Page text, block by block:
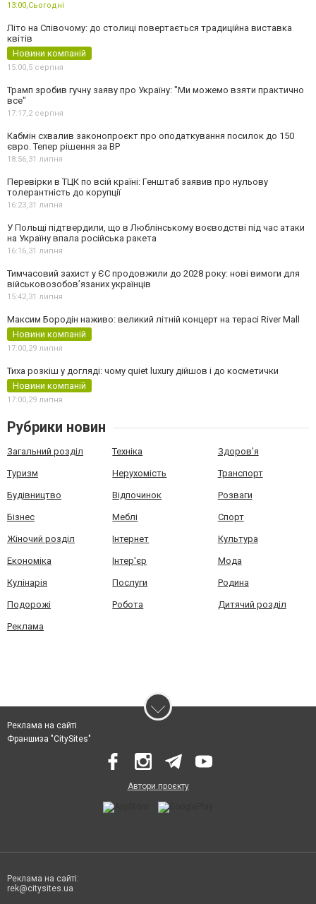
13:00,Сьогодні
Літо на Співочому: до столиці повертається традиційна виставка
квітів
Новини компаній
15:00,5 серпня
Трамп зробив гучну заяву про Україну: "Ми можемо взяти практично
все"
17:17,2 серпня
Кабмін схвалив законопроєкт про оподаткування посилок до 150
євро. Тепер рішення за ВР
18:56,31 липня
Перевірки в ТЦК по всій країні: Генштаб заявив про нульову
толерантність до корупції
16:23,31 липня
У Польщі підтвердили, що в Люблінському воєводстві під час атаки
на Україну впала російська ракета
16:16,31 липня
Тимчасовий захист у ЄС продовжили до 2028 року: нові вимоги для
військовозобов’язаних українців
15:42,31 липня
Максим Бородін наживо: великий літній концерт на терасі River Mall
Новини компаній
17:00,29 липня
Тиха розкіш у догляді: чому quiet luxury дійшов і до косметички
Новини компаній
17:00,29 липня
Рубрики новин
Загальний розділ Техніка Здоров'я
Туризм Нерухомість Транспорт
Будівництво Відпочинок Розваги
Бізнес Меблі Спорт
Жіночий розділ Інтернет Культура
Економіка Інтер'єр Мода
Кулінарія Послуги Родина
Подорожі Робота Дитячий розділ
Реклама
Реклама на сайті
Франшиза "CitySites"
Автори проєкту
Реклама на сайті:
rek@citysites.ua